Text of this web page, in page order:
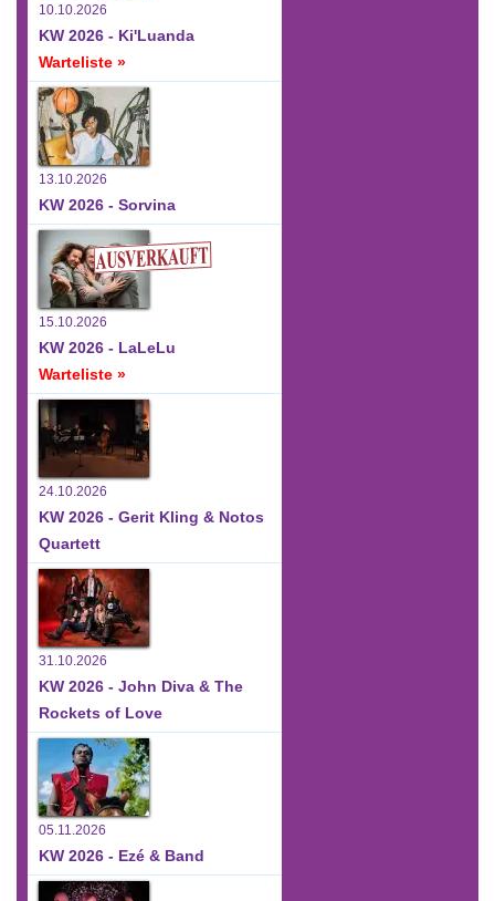
10.10.2026
KW 2026 - Ki'Luanda
Warteliste »
13.10.2026
KW 2026 - Sorvina
15.10.2026
KW 2026 - LaLeLu
Warteliste »
24.10.2026
KW 2026 - Gerit Kling & Notos
Quartett
31.10.2026
KW 2026 - John Diva & The
Rockets of Love
05.11.2026
KW 2026 - Ezé & Band